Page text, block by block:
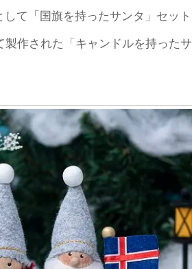
て「国旗を持ったサンタ」セッ
作された「キャンドルを持った